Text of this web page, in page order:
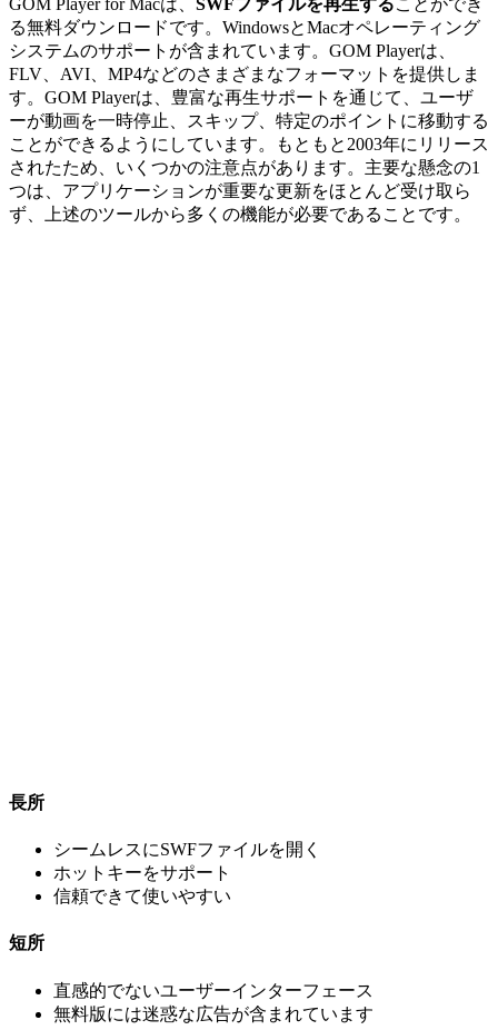
る無料ダウンロードです。WindowsとMacオペレーティング
システムのサポートが含まれています。GOM Playerは、
FLV、AVI、MP4などのさまざまなフォーマットを提供しま
す。GOM Playerは、豊富な再生サポートを通じて、ユーザ
ーが動画を一時停止、スキップ、特定のポイントに移動する
ことができるようにしています。もともと2003年にリリース
されたため、いくつかの注意点があります。主要な懸念の1
つは、アプリケーションが重要な更新をほとんど受け取ら
ず、上述のツールから多くの機能が必要であることです。
長所
シームレスにSWFファイルを開く
ホットキーをサポート
信頼できて使いやすい
短所
直感的でないユーザーインターフェース
無料版には迷惑な広告が含まれています